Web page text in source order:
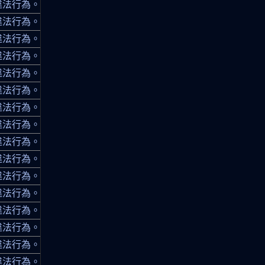
行為。
行為。
行為。
行為。
行為。
行為。
行為。
行為。
行為。
行為。
行為。
行為。
行為。
行為。
行為。
行為。